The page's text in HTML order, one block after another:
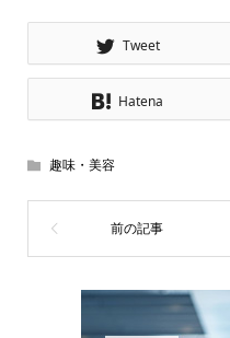
Tweet
Hatena
趣味・美容